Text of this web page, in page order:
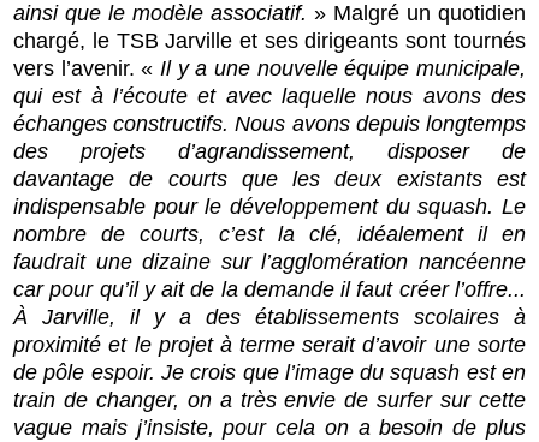
ainsi que le modèle associatif. » Malgré un quotidien
chargé, le TSB Jarville et ses dirigeants sont tournés
vers l’avenir. «Il y a une nouvelle équipe municipale,
qui est à l’écoute et avec laquelle nous avons des
échanges constructifs. Nous avons depuis longtemps
des projets d’agrandissement, disposer de
davantage de courts que les deux existants est
indispensable pour le développement du squash. Le
nombre de courts, c’est la clé, idéalement il en
faudrait une dizaine sur l’agglomération nancéenne
car pour qu’il y ait de la demande il faut créer l’offre...
À Jarville, il y a des établissements scolaires à
proximité et le projet à terme serait d’avoir une sorte
de pôle espoir. Je crois que l’image du squash est en
train de changer, on a très envie de surfer sur cette
vague mais j’insiste, pour cela on a besoin de plus